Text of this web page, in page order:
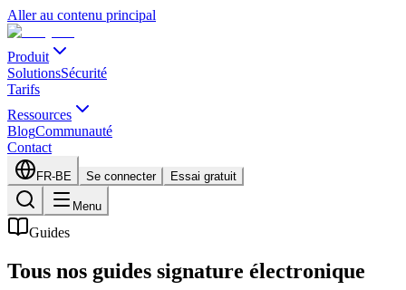
Aller au contenu principal
Produit
SolutionsSécurité
Tarifs
Ressources
BlogCommunauté
Contact
FR-BE Se connecter Essai gratuit
Menu
Guides
Tous nos guides signature électronique